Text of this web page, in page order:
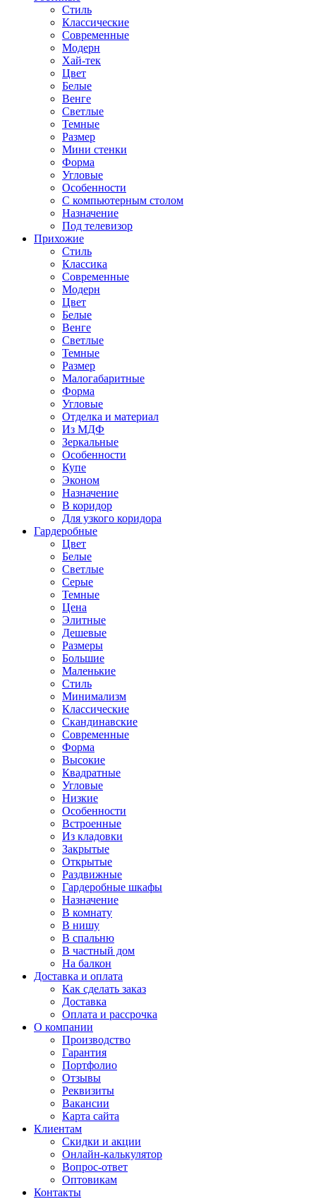
Стиль
Классические
Современные
Модерн
Хай-тек
Цвет
Белые
Венге
Светлые
Темные
Размер
Мини стенки
Форма
Угловые
Особенности
С компьютерным столом
Назначение
Под телевизор
Прихожие
Стиль
Классика
Современные
Модерн
Цвет
Белые
Венге
Светлые
Темные
Размер
Малогабаритные
Форма
Угловые
Отделка и материал
Из МДФ
Зеркальные
Особенности
Купе
Эконом
Назначение
В коридор
Для узкого коридора
Гардеробные
Цвет
Белые
Светлые
Серые
Темные
Цена
Элитные
Дешевые
Размеры
Большие
Маленькие
Стиль
Минимализм
Классические
Скандинавские
Современные
Форма
Высокие
Квадратные
Угловые
Низкие
Особенности
Встроенные
Из кладовки
Закрытые
Открытые
Раздвижные
Гардеробные шкафы
Назначение
В комнату
В нишу
В спальню
В частный дом
На балкон
Доставка и оплата
Как сделать заказ
Доставка
Оплата и рассрочка
О компании
Производство
Гарантия
Портфолио
Отзывы
Реквизиты
Вакансии
Карта сайта
Клиентам
Скидки и акции
Онлайн-калькулятор
Вопрос-ответ
Оптовикам
Контакты